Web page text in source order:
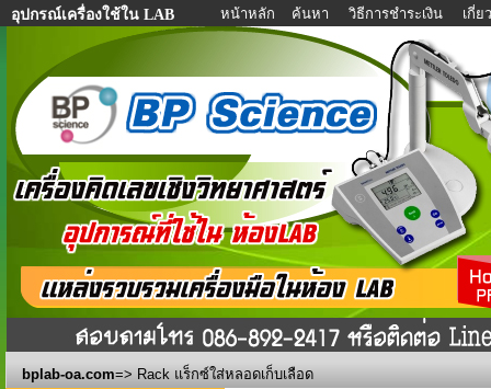
อุปกรณ์เครื่องใช้ใน LAB หน้าหลัก ค้นหา วิธีการชำระเงิน เกี่ย
bplab-oa.com=> Rack แร็กซ์ใส่หลอดเก็บเลือด